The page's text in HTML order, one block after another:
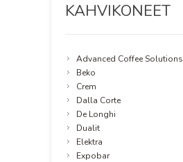
KAHVIKONEET
Advanced Coffee Solutions
Beko
Crem
Dalla Corte
De Longhi
Dualit
Elektra
Expobar